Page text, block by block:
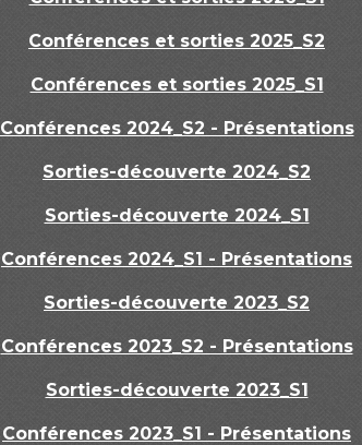
Conférences et sorties 2025_S2
Conférences et sorties 2025_S1
Conférences 2024_S2 - Présentations
Sorties-découverte 2024_S2
Sorties-découverte 2024_S1
Conférences 2024_S1 - Présentations
Sorties-découverte 2023_S2
Conférences 2023_S2 - Présentations
Sorties-découverte 2023_S1
Conférences 2023_S1 - Présentations